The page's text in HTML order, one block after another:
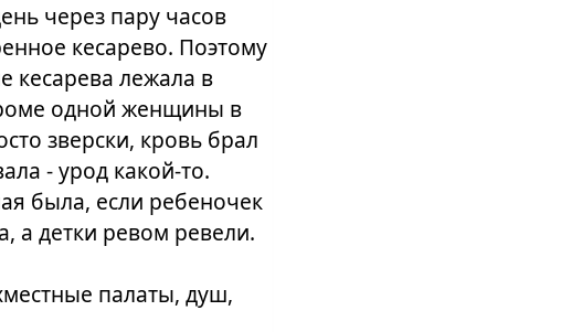
через пару часов
кесарево. Поэтому
кесарева лежала в
одной женщины в
зверски, кровь брал
- урод какой-то.
была, если ребеночек
а детки ревом ревели.
палаты, душ,